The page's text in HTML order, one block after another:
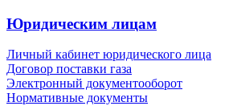
Юридическим лицам
Личный кабинет юридического лица
Договор поставки газа
Электронный документооборот
Нормативные документы